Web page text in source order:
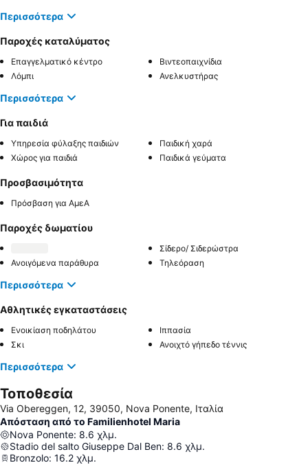
Περισσότερα
Παροχές καταλύματος
Επαγγελματικό κέντρο
Βιντεοπαιχνίδια
Λόμπι
Ανελκυστήρας
Περισσότερα
Για παιδιά
Υπηρεσία φύλαξης παιδιών
Παιδική χαρά
Χώρος για παιδιά
Παιδικά γεύματα
Προσβασιμότητα
Πρόσβαση για ΑμεΑ
Παροχές δωματίου
Σίδερο/ Σιδερώστρα
Ανοιγόμενα παράθυρα
Τηλεόραση
Περισσότερα
Αθλητικές εγκαταστάσεις
Ενοικίαση ποδηλάτου
Ιππασία
Σκι
Ανοιχτό γήπεδο τέννις
Περισσότερα
Τοποθεσία
Via Obereggen, 12, 39050, Nova Ponente, Ιταλία
Απόσταση από το Familienhotel Maria
Nova Ponente: 8.6 χλμ.
Stadio del salto Giuseppe Dal Ben: 8.6 χλμ.
Bronzolo: 16.2 χλμ.